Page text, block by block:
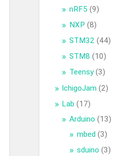
nRF5 (9)
NXP (8)
STM32 (44)
STM8 (10)
Teensy(3)
IchigoJam (2)
Lab (17)
Arduino (13)
mbed (3)
sduino (3)